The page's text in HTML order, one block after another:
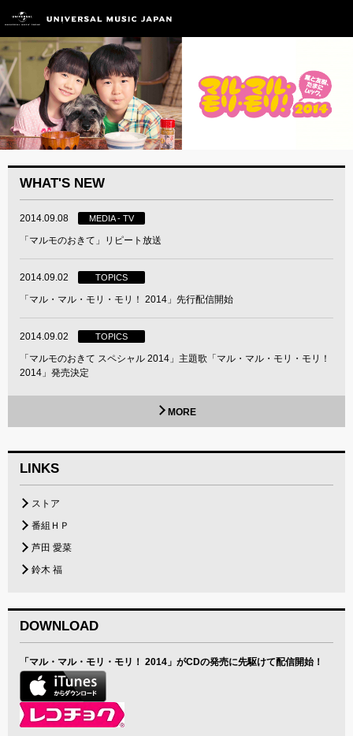
WHAT'S NEW
2014.09.08 MEDIA - TV
「マルモのおきて」リピート放送
2014.09.02 TOPICS
「マル・マル・モリ・モリ！ 2014」先行配信開始
2014.09.02 TOPICS
「マルモのおきて スペシャル 2014」主題歌「マル・マル・モリ・モリ！
2014」発売決定
MORE
LINKS
ストア
番組ＨＰ
芦田 愛菜
鈴木 福
DOWNLOAD
「マル・マル・モリ・モリ！ 2014」がCDの発売に先駆けて配信開始！